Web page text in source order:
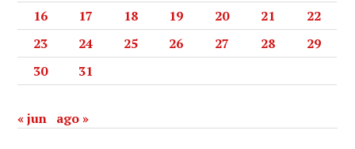
16
17 18 19 20 21
22
23
24 25 26 27 28
29
30
31
« jun ago »